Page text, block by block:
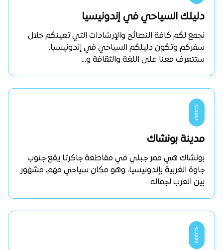
دليلك السياحي في إندونيسيا
نجمع لكم كافة النصائح والإرشادات التي تعينكم خلال
سفركم وتكون دليلكم السياحي في إندونيسيا.
ستتعرف معنا على اللغة والثقافة و...
مدينة بونشاك
بونشاك هي ممر جبلي في مقاطعة جاكرتا يقع جنوب
جاوة الغربية بإندونيسيا، وهو مكان سياحي مهم، مشهور
بين العرب لجماله...